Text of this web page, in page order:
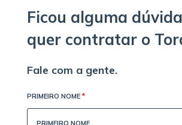
Ficou alguma
quer contratar o
Fale com a gente.
PRIMEIRO NOME *